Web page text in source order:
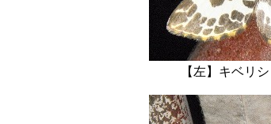
【左】キ